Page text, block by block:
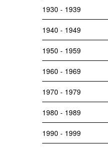
1930 - 1939
1940 - 1949
1950 - 1959
1960 - 1969
1970 - 1979
1980 - 1989
1990 - 1999